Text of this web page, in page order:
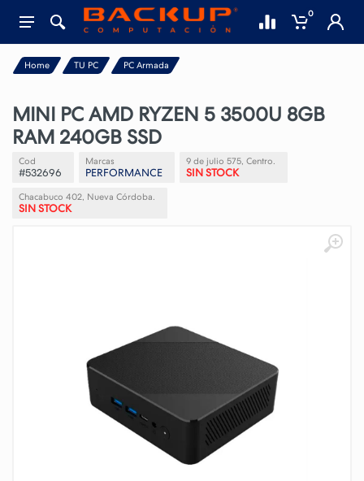
0
Home TU PC PC Armada
MINI PC AMD RYZEN 5 3500U 8GB
RAM 240GB SSD
Cod
#532696
Marcas
PERFORMANCE
9 de julio 575, Centro.
SIN STOCK
Chacabuco 402, Nueva Córdoba.
SIN STOCK